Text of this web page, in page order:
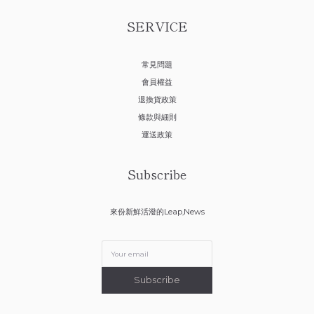
SERVICE
常見問題
會員權益
退換貨政策
條款與細則
運送政策
Subscribe
來份新鮮活潑的Leap,News
Subscribe